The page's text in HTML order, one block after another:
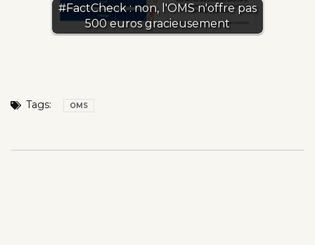
#FactCheck : non, l'OMS n'offre pas
500 euros gracieusement
Tags: OMS